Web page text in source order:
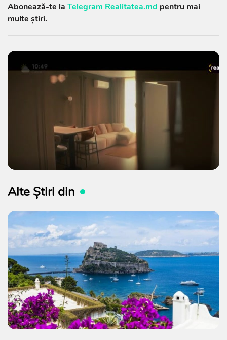
Abonează-te la Telegram Realitatea.md pentru mai
multe știri.
Alte Știri din